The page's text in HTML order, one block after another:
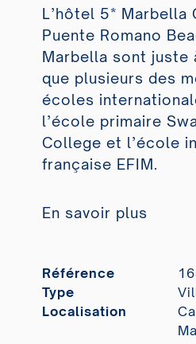
L’hôtel 5* Marbella
Puente Romano
Marbella sont juste
que plusieurs des
écoles
l’école primaire
College et l’école
française EFIM.
En savoir plus
Référence
Type
Localisation